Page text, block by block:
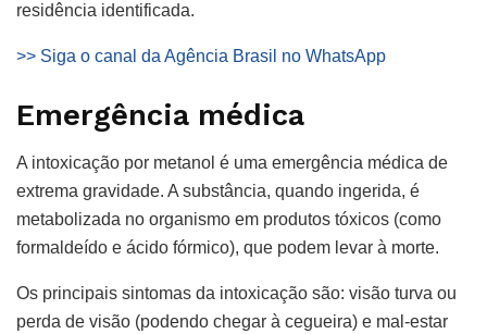
residência identificada.
>> Siga o canal da Agência Brasil no WhatsApp
Emergência médica
A intoxicação por metanol é uma emergência médica de
extrema gravidade. A substância, quando ingerida, é
metabolizada no organismo em produtos tóxicos (como
formaldeído e ácido fórmico), que podem levar à morte.
Os principais sintomas da intoxicação são: visão turva ou
perda de visão (podendo chegar à cegueira) e mal-estar